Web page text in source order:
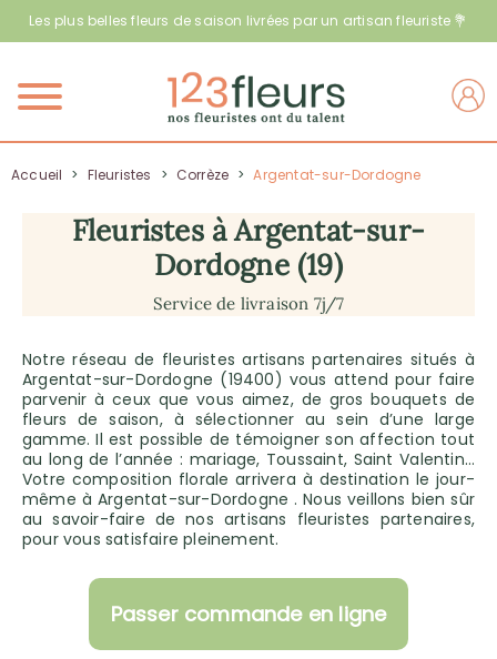
Les plus belles fleurs de saison livrées par un artisan fleuriste 💐
Menu
Accueil > Fleuristes > Corrèze > Argentat-sur-Dordogne
Fleuristes à Argentat-sur-
Dordogne (19)
Service de livraison 7j/7
Notre réseau de fleuristes artisans partenaires situés à
Argentat-sur-Dordogne (19400) vous attend pour faire
parvenir à ceux que vous aimez, de gros bouquets de
fleurs de saison, à sélectionner au sein d’une large
gamme. Il est possible de témoigner son affection tout
au long de l’année : mariage, Toussaint, Saint Valentin…
Votre composition florale arrivera à destination le jour-
même à Argentat-sur-Dordogne . Nous veillons bien sûr
au savoir-faire de nos artisans fleuristes partenaires,
pour vous satisfaire pleinement.
Passer commande en ligne